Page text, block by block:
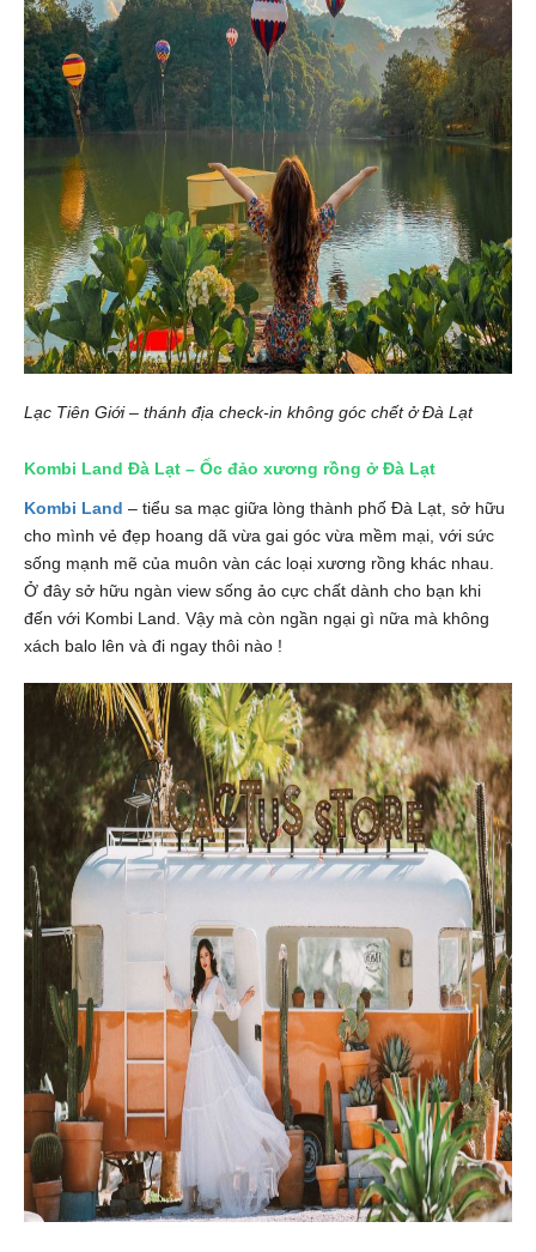
Lạc Tiên Giới – thánh địa check-in không góc chết ở Đà Lạt
Kombi Land Đà Lạt – Ốc đảo xương rồng ở Đà Lạt
Kombi Land – tiểu sa mạc giữa lòng thành phố Đà Lạt, sở hữu
cho mình vẻ đẹp hoang dã vừa gai góc vừa mềm mại, với sức
sống mạnh mẽ của muôn vàn các loại xương rồng khác nhau.
Ở đây sở hữu ngàn view sống ảo cực chất dành cho bạn khi
đến với Kombi Land. Vậy mà còn ngần ngại gì nữa mà không
xách balo lên và đi ngay thôi nào !